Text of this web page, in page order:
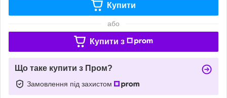
Купити
або
Купити з
Що таке купити з Пром?
Замовлення під захистом